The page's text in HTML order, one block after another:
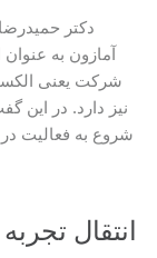
دکتر
آمازون به
شرکت یعنی
نیز دارد. در این
شروع به فعالیت
انتقال